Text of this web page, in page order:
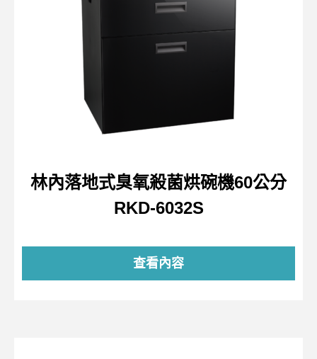
林內落地式臭氧殺菌烘碗機60公分
RKD-6032S
查看內容